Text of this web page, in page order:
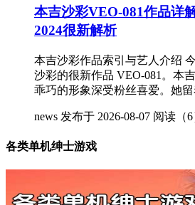
本吉沙彩VEO-081作品详
2024很新解析
本吉沙彩作品索引与艺人介绍
沙彩的很新作品 VEO-081。本
乖巧的形象深受粉丝喜爱。她
news 发布于 2026-08-07 阅读（6
各类单机绅士游戏